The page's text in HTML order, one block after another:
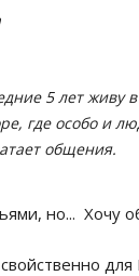
5 лет живу
где особо и
общения.
но... Хочу
для